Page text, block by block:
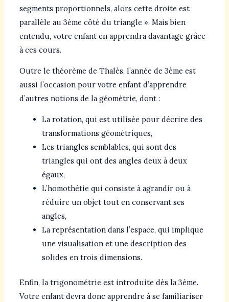
segments proportionnels, alors cette droite est
parallèle au 3ème côté du triangle ». Mais bien
entendu, votre enfant en apprendra davantage grâce
à ces cours.
Outre le théorème de Thalès, l’année de 3ème est
aussi l’occasion pour votre enfant d’apprendre
d’autres notions de la géométrie, dont :
La rotation, qui est utilisée pour décrire des
transformations géométriques,
Les triangles semblables, qui sont des
triangles qui ont des angles deux à deux
égaux,
L’homothétie qui consiste à agrandir ou à
réduire un objet tout en conservant ses
angles,
La représentation dans l’espace, qui implique
une visualisation et une description des
solides en trois dimensions.
Enfin, la trigonométrie est introduite dès la 3ème.
Votre enfant devra donc apprendre à se familiariser